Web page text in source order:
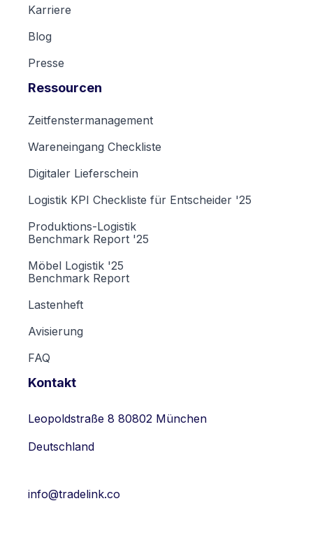
Karriere
Blog
Presse
Ressourcen
Zeitfenstermanagement
Wareneingang Checkliste
Digitaler Lieferschein
Logistik KPI Checkliste für Entscheider '25
Produktions-Logistik
Benchmark Report '25
Möbel Logistik '25
Benchmark Report
Lastenheft
Avisierung
FAQ
Kontakt
Leopoldstraße 8 80802 München
Deutschland
info@tradelink.co